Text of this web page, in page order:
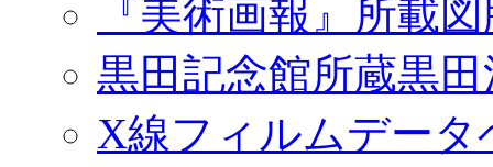
『美術画報』所載
黒田記念館所蔵黒
X線フィルムデータ